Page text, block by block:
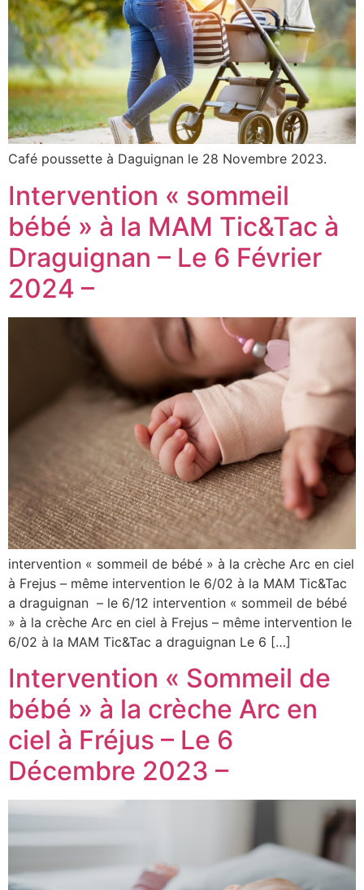
Café poussette à Daguignan le 28 Novembre 2023.
Intervention « sommeil
bébé » à la MAM Tic&Tac à
Draguignan – Le 6 Février
2024 –
intervention « sommeil de bébé » à la crèche Arc en ciel
à Frejus – même intervention le 6/02 à la MAM Tic&Tac
a draguignan – le 6/12 intervention « sommeil de bébé
» à la crèche Arc en ciel à Frejus – même intervention le
6/02 à la MAM Tic&Tac a draguignan Le 6 […]
Intervention « Sommeil de
bébé » à la crèche Arc en
ciel à Fréjus – Le 6
Décembre 2023 –